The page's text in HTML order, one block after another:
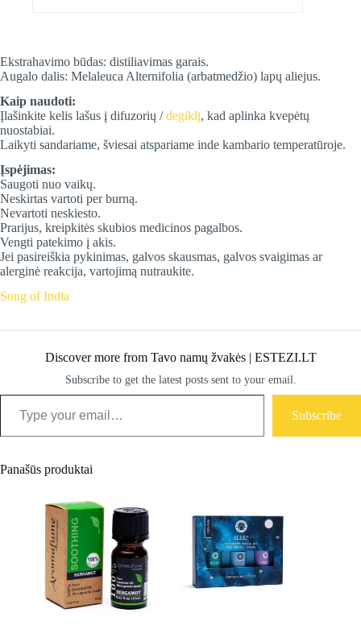
Ekstrahavimo būdas: distiliavimas garais.
Augalo dalis: Melaleuca Alternifolia (arbatmedžio) lapų aliejus.
Kaip naudoti:
Įlašinkite kelis lašus į difuzorių /degiklį, kad aplinka kvepėtų
nuostabiai.
Laikyti sandariame, šviesai atspariame inde kambario temperatūroje.
Įspėjimas:
Saugoti nuo vaikų.
Neskirtas vartoti per burną.
Nevartoti neskiesto.
Prarijus, kreipkitės skubios medicinos pagalbos.
Vengti patekimo į akis.
Jei pasireiškia pykinimas, galvos skausmas, galvos svaigimas ar
alerginė reakcija, vartojimą nutraukite.
Song of India
Discover more from Tavo namų žvakės | ESTEZI.LT
Subscribe to get the latest posts sent to your email.
Type your email…
Subscribe
Panašūs produktai